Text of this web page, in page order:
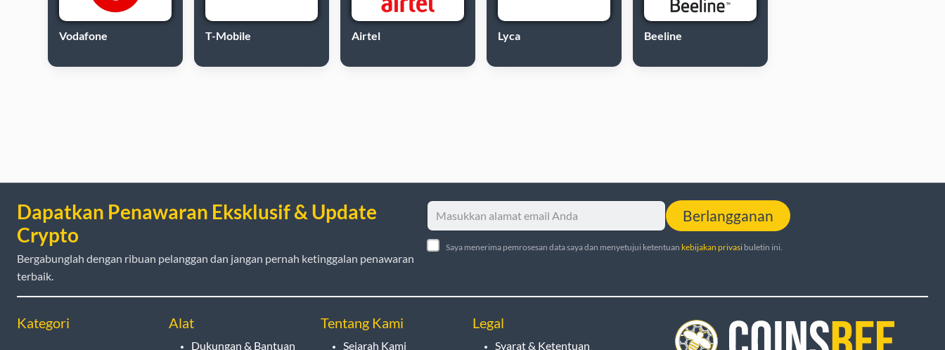
Vodafone T-Mobile Airtel Lyca Beeline
Dapatkan Penawaran Eksklusif & Update
Crypto
Bergabunglah dengan ribuan pelanggan dan jangan pernah ketinggalan penawaran
terbaik.
Berlangganan
Saya menerima pemrosesan data saya dan menyetujui ketentuan kebijakan privasibuletin ini.
Kategori Alat
Dukungan & Bantuan
Tentang Kami
Sejarah Kami
Legal
Syarat & Ketentuan